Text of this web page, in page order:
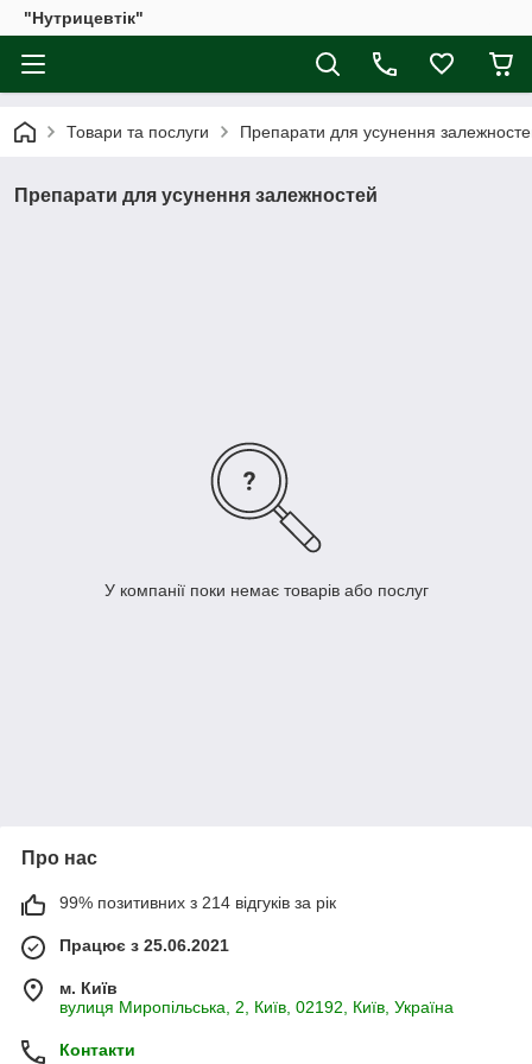
"Нутрицевтік"
Товари та послуги Препарати для усунення
Препарати для усунення залежностей
У компанії поки немає товарів або послуг
Про нас
99% позитивних з 214 відгуків за рік
Працює з 25.06.2021
м. Київ
вулиця Миропільська, 2, Київ, 02192, Київ, Україна
Контакти